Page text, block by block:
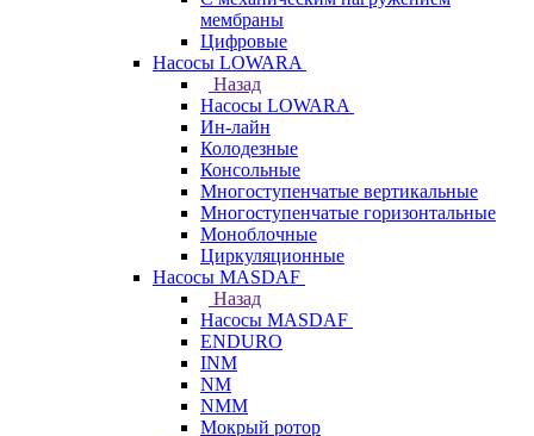
мембраны
Цифровые
Насосы LOWARA
Назад
Насосы LOWARA
Ин-лайн
Колодезные
Консольные
Многоступенчатые вертикальные
Многоступенчатые горизонтальные
Моноблочные
Циркуляционные
Насосы MASDAF
Назад
Насосы MASDAF
ENDURO
INM
NM
NMM
Мокрый ротор